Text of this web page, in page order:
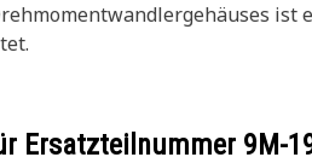
Ersatzteilnummer 9M-